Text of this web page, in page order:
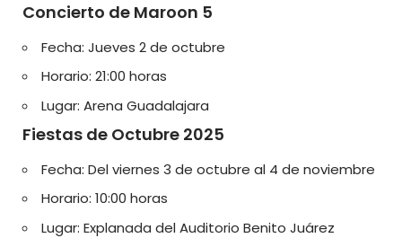
Concierto de Maroon 5
Fecha: Jueves 2 de octubre
Horario: 21:00 horas
Lugar: Arena Guadalajara
Fiestas de Octubre 2025
Fecha: Del viernes 3 de octubre al 4 de noviembre
Horario: 10:00 horas
Lugar: Explanada del Auditorio Benito Juárez